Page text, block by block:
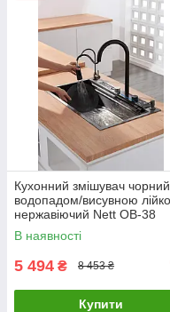
Кухонний змішувач
водопадом/висувною
нержавіючий Nett OB-38
В наявності
5 494 ₴ 8 453 ₴
Купити